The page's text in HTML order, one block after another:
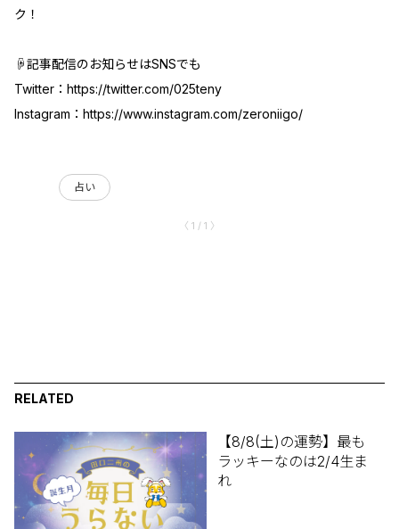
ク！
☟記事配信のお知らせはSNSでも
Twitter： https://twitter.com/025teny
Instagram： https://www.instagram.com/zeroniigo/
占い
〈 1 / 1 〉
RELATED
【8/8(土)の運勢】最も
ラッキーなのは2/4生ま
れ